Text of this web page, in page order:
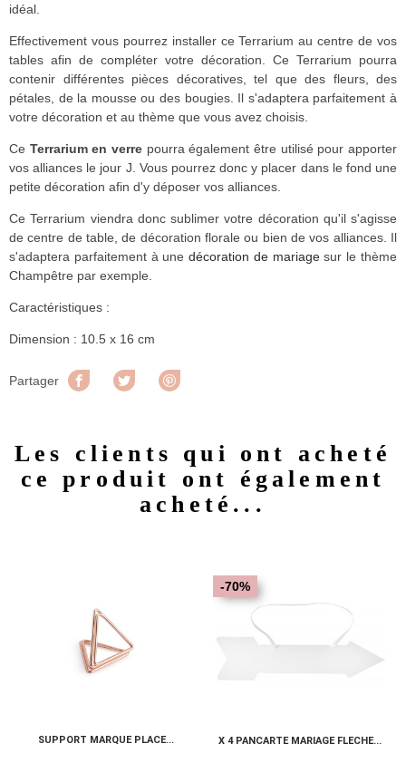
idéal.
Effectivement vous pourrez installer ce Terrarium au centre de vos
tables afin de compléter votre décoration. Ce Terrarium pourra
contenir différentes pièces décoratives, tel que des fleurs, des
pétales, de la mousse ou des bougies. Il s'adaptera parfaitement à
votre décoration et au thème que vous avez choisis.
Ce Terrarium en verre pourra également être utilisé pour apporter
vos alliances le jour J. Vous pourrez donc y placer dans le fond une
petite décoration afin d'y déposer vos alliances.
Ce Terrarium viendra donc sublimer votre décoration qu'il s'agisse
de centre de table, de décoration florale ou bien de vos alliances. Il
s'adaptera parfaitement à unedécoration de mariagesur le thème
Champêtre par exemple.
Caractéristiques :
Dimension : 10.5 x 16 cm
Partager Partager Tweet
Les clients qui ont acheté
ce produit ont également
acheté...
SUPPORT MARQUE PLACE... X 4 PANCARTE MARIAGE FLECHE...
-70%